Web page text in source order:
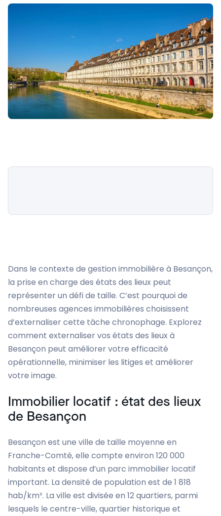
Dans le contexte de gestion immobilière à Besançon,
la prise en charge des états des lieux peut
représenter un défi de taille. C’est pourquoi de
nombreuses agences immobilières choisissent
d’externaliser cette tâche chronophage. Explorez
comment externaliser vos états des lieux à
Besançon peut améliorer votre efficacité
opérationnelle, minimiser les litiges et améliorer
votre image.
Immobilier locatif : état des lieux
de Besançon
Besançon est une ville de taille moyenne en
Franche-Comté, elle compte environ 120 000
habitants et dispose d’un parc immobilier locatif
important. La densité de population est de 1 818
hab/km². La ville est divisée en 12 quartiers, parmi
lesquels le centre-ville, quartier historique et